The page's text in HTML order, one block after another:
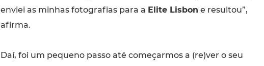
enviei as minhas fotografias para a Elite Lisbon e resultou”,
afirma.
Daí, foi um pequeno passo até começarmos a (re)ver o seu